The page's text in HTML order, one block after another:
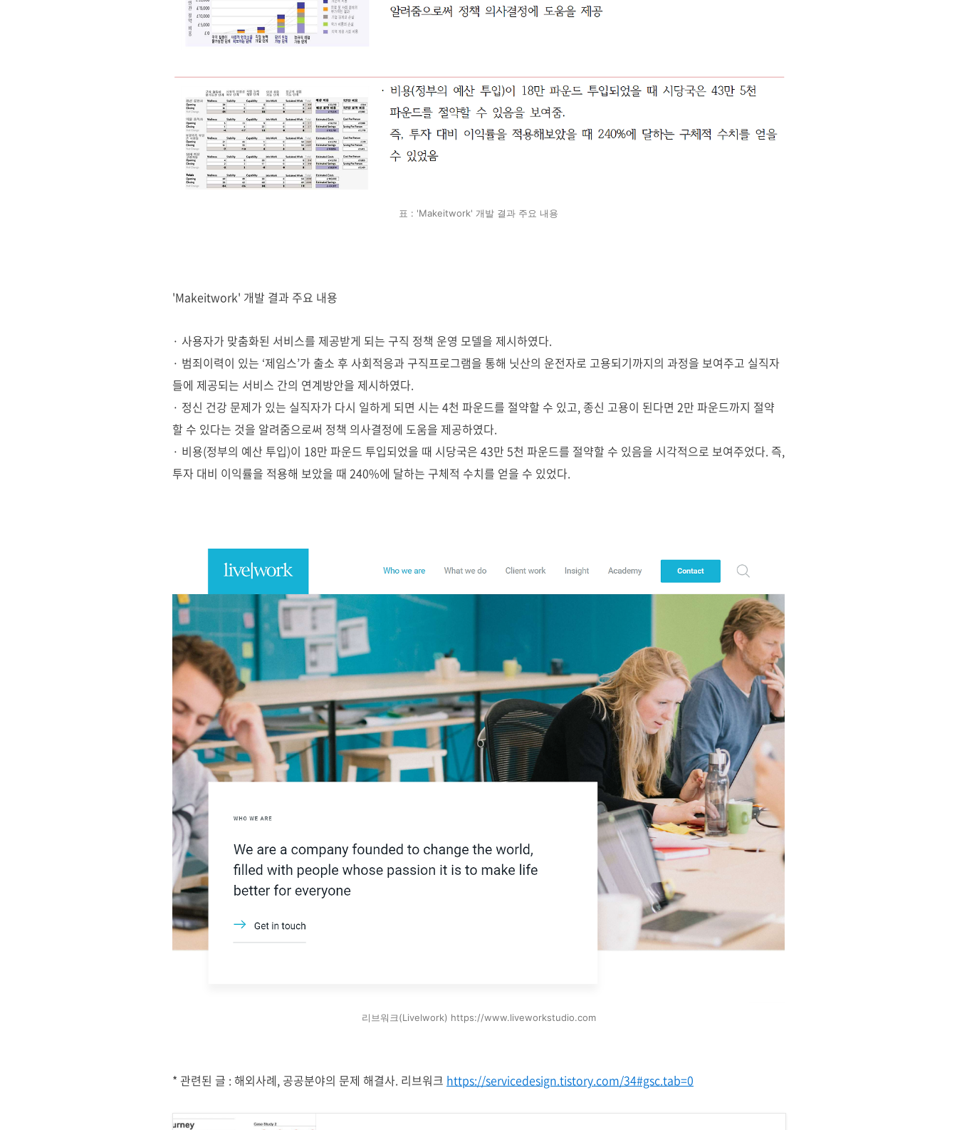
표 : 'Makeitwork' 개발 결과 주요 내용
'Makeitwork' 개발 결과 주요 내용
· 사용자가 맞춤화된 서비스를 제공받게 되는 구직 정책 운영 모델을 제시하였다.
· 범죄이력이 있는 ‘제임스’가 출소 후 사회적응과 구직프로그램을 통해 닛산의 운전자로 고용되기까지의 과정을 보여주고 실직자
들에 제공되는 서비스 간의 연계방안을 제시하였다.
· 정신 건강 문제가 있는 실직자가 다시 일하게 되면 시는 4천 파운드를 절약할 수 있고, 종신 고용이 된다면 2만 파운드까지 절약
할 수 있다는 것을 알려줌으로써 정책 의사결정에 도움을 제공하였다.
· 비용(정부의 예산 투입)이 18만 파운드 투입되었을 때 시당국은 43만 5천 파운드를 절약할 수 있음을 시각적으로 보여주었다. 즉,
투자 대비 이익률을 적용해 보았을 때 240%에 달하는 구체적 수치를 얻을 수 있었다.
리브워크(Livelwork) https://www.liveworkstudio.com
* 관련된 글 : 해외사례, 공공분야의 문제 해결사. 리브워크 https://servicedesign.tistory.com/34#gsc.tab=0